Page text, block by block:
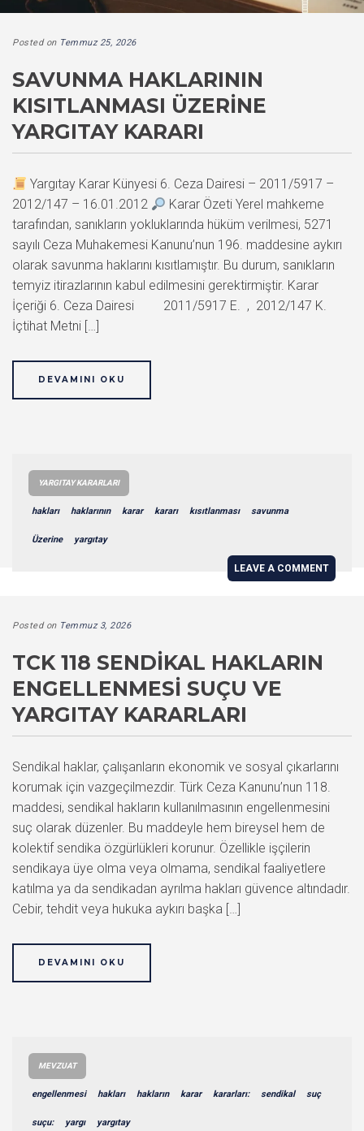
Posted on Temmuz 25, 2026
SAVUNMA HAKLARININ
KISITLANMASI ÜZERINE
YARGITAY KARARI
Yargıtay Karar Künyesi 6. Ceza Dairesi – 2011/5917 –
2012/147 – 16.01.2012
Karar Özeti Yerel mahkeme
tarafından, sanıkların yokluklarında hüküm verilmesi, 5271
sayılı Ceza Muhakemesi Kanunu’nun 196. maddesine aykırı
olarak savunma haklarını kısıtlamıştır. Bu durum, sanıkların
temyiz itirazlarının kabul edilmesini gerektirmiştir. Karar
İçeriği 6. Ceza Dairesi 2011/5917 E. , 2012/147 K.
İçtihat Metni […]
DEVAMINI OKU
YARGITAY KARARLARI
hakları haklarının karar kararı kısıtlanması savunma
Üzerine yargıtay
LEAVE A COMMENT
Posted on Temmuz 3, 2026
TCK 118 SENDIKAL HAKLARIN
ENGELLENMESI SUÇU VE
YARGITAY KARARLARI
Sendikal haklar, çalışanların ekonomik ve sosyal çıkarlarını
korumak için vazgeçilmezdir. Türk Ceza Kanunu’nun 118.
maddesi, sendikal hakların kullanılmasının engellenmesini
suç olarak düzenler. Bu maddeyle hem bireysel hem de
kolektif sendika özgürlükleri korunur. Özellikle işçilerin
sendikaya üye olma veya olmama, sendikal faaliyetlere
katılma ya da sendikadan ayrılma hakları güvence altındadır.
Cebir, tehdit veya hukuka aykırı başka […]
DEVAMINI OKU
MEVZUAT
engellenmesi hakları hakların karar kararları: sendikal suç
suçu: yargı yargıtay